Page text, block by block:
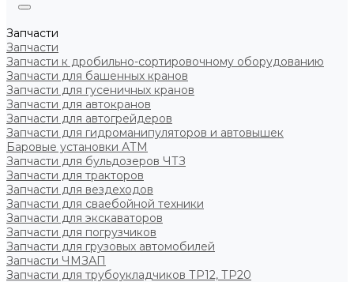
Запчасти
Запчасти
Запчасти к дробильно-сортировочному оборудованию
Запчасти для башенных кранов
Запчасти для гусеничных кранов
Запчасти для автокранов
Запчасти для автогрейдеров
Запчасти для гидроманипуляторов и автовышек
Баровые установки АТМ
Запчасти для бульдозеров ЧТЗ
Запчасти для тракторов
Запчасти для вездеходов
Запчасти для сваебойной техники
Запчасти для экскаваторов
Запчасти для погрузчиков
Запчасти для грузовых автомобилей
Запчасти ЧМЗАП
Запчасти для трубоукладчиков ТР12, ТР20